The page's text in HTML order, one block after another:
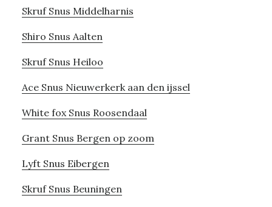
Skruf Snus Middelharnis
Shiro Snus Aalten
Skruf Snus Heiloo
Ace Snus Nieuwerkerk aan den ijssel
White fox Snus Roosendaal
Grant Snus Bergen op zoom
Lyft Snus Eibergen
Skruf Snus Beuningen